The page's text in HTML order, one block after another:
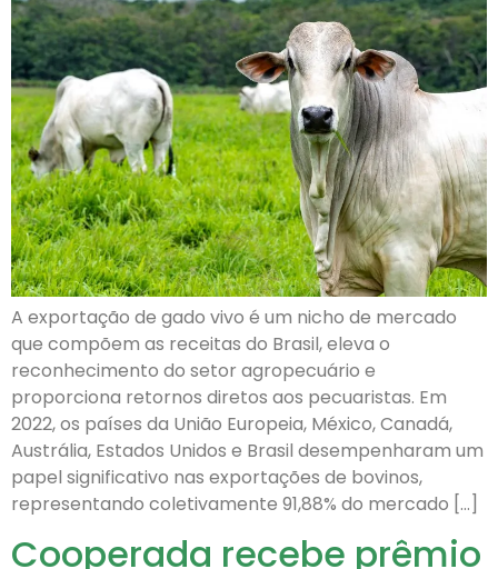
A exportação de gado vivo é um nicho de mercado
que compõem as receitas do Brasil, eleva o
reconhecimento do setor agropecuário e
proporciona retornos diretos aos pecuaristas. Em
2022, os países da União Europeia, México, Canadá,
Austrália, Estados Unidos e Brasil desempenharam um
papel significativo nas exportações de bovinos,
representando coletivamente 91,88% do mercado […]
Cooperada recebe prêmio